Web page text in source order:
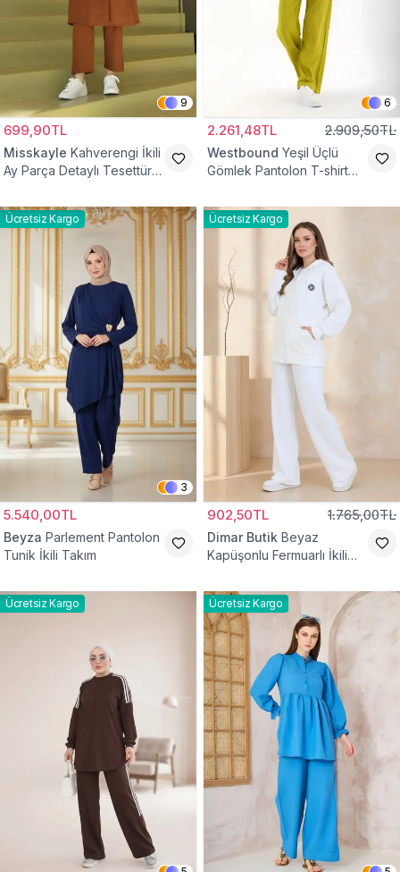
9
699,90TL
Misskayle Kahverengi İkili
Ay Parça Detaylı Tesettür
6
2.261,48TL 2.909,50TL
Westbound Yeşil Üçlü
Gömlek Pantolon T-shirt
Ücretsiz Kargo
3
5.540,00TL
Beyza Parlement Pantolon
Tunik İkili Takım
Ücretsiz Kargo
902,50TL 1.765,00TL
Dimar Butik Beyaz
Kapüşonlu Fermuarlı İkili
Ücretsiz Kargo Ücretsiz Kargo